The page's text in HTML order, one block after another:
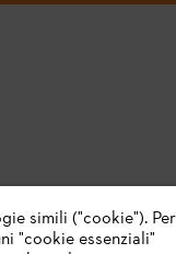
simili ("cookie"). Per
"cookie essenziali"